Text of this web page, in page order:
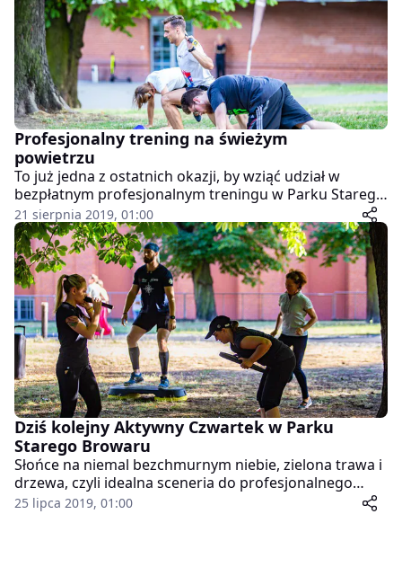
Profesjonalny trening na świeżym
powietrzu
To już jedna z ostatnich okazji, by wziąć udział w
bezpłatnym profesjonalnym treningu w Parku Starego
Browaru w ramach akcji Aktywne Czwartki. Już dziś
kolejne spotkanie dla tych, którzy nie boją się zmęczyć.
21 sierpnia 2019, 01:00
Dziś kolejny Aktywny Czwartek w Parku
Starego Browaru
Słońce na niemal bezchmurnym niebie, zielona trawa i
drzewa, czyli idealna sceneria do profesjonalnego
treningu z instruktorem, który odbędzie się już dziś w
ramach Aktywnych Czwartków w Parku Starego
25 lipca 2019, 01:00